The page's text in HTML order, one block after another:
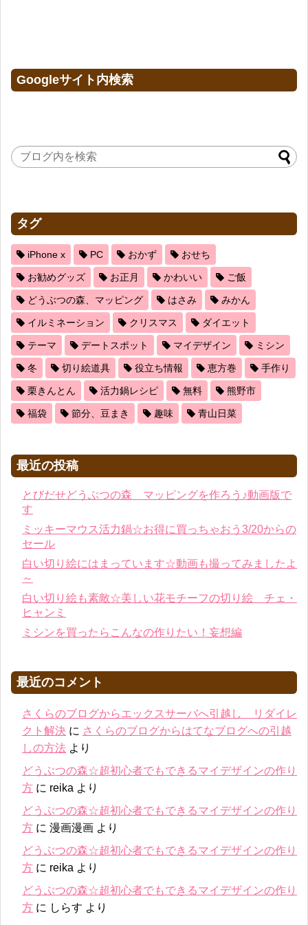
Googleサイト内検索
タグ
iPhone x PC おかず おせち
お勧めグッズ お正月 かわいい ご飯
どうぶつの森、マッピング はさみ みかん
イルミネーション クリスマス ダイエット
テーマ デートスポット マイデザイン ミシン
冬 切り絵道具 役立ち情報 恵方巻 手作り
栗きんとん 活力鍋レシピ 無料 熊野市
福袋 節分、豆まき 趣味 青山日菜
最近の投稿
とびだせどうぶつの森 マッピングを作ろう♪動画版で
す
ミッキーマウス活力鍋☆お得に買っちゃおう3/20からの
セール
白い切り絵にはまっています☆動画も撮ってみましたよ
～
白い切り絵も素敵☆美しい花モチーフの切り絵 チェ・
ヒャンミ
ミシンを買ったらこんなの作りたい！妄想編
最近のコメント
さくらのブログからエックスサーバへ引越し リダイレ
クト解決 に さくらのブログからはてなブログへの引越
しの方法 より
どうぶつの森☆超初心者でもできるマイデザインの作り
方 に reika より
どうぶつの森☆超初心者でもできるマイデザインの作り
方 に 漫画漫画 より
どうぶつの森☆超初心者でもできるマイデザインの作り
方 に reika より
どうぶつの森☆超初心者でもできるマイデザインの作り
方 に しらす より